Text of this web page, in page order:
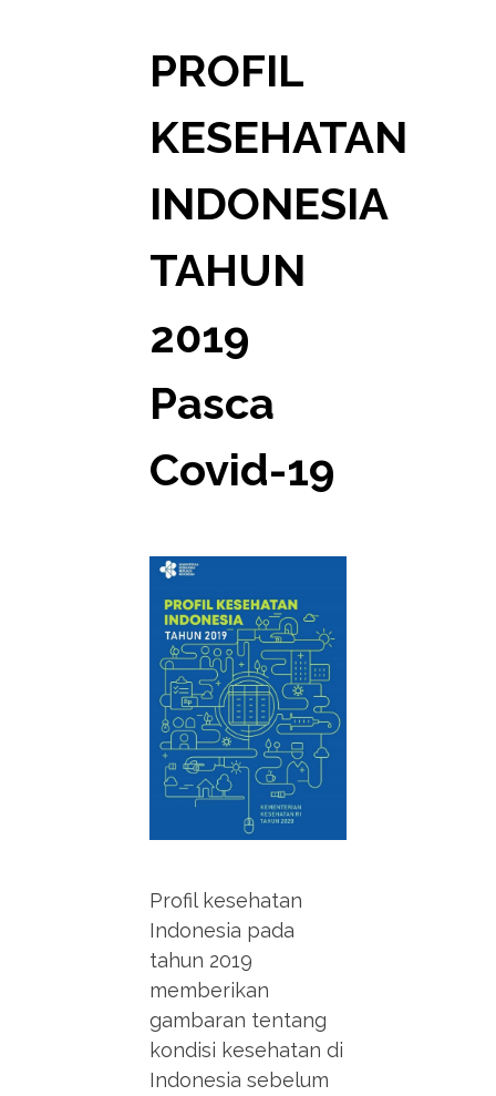
PROFIL
KESEHATAN
INDONESIA
TAHUN
2019
Pasca
Covid-19
Profil kesehatan
Indonesia pada
tahun 2019
memberikan
gambaran tentang
kondisi kesehatan di
Indonesia sebelum